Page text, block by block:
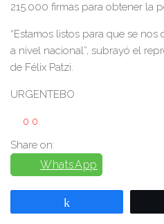
215.000 firmas para obtener la
“Estamos listos para que se
a nivel nacional”, subrayó el
de Félix Patzi.
URGENTEBO
0 0
Share on:
WhatsApp